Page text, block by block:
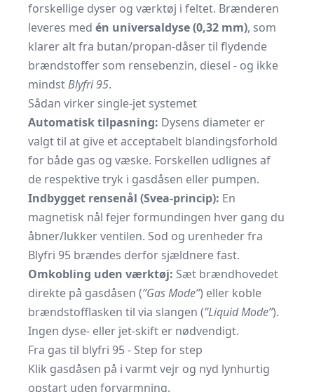
forskellige dyser og værktøj i feltet. Brænderen
leveres med én universaldyse (0,32 mm), som
klarer alt fra butan/propan-dåser til flydende
brændstoffer som rensebenzin, diesel - og ikke
mindstBlyfri 95.
Sådan virker single-jet systemet
Automatisk tilpasning: Dysens diameter er
valgt til at give et acceptabelt blandingsforhold
for både gas og væske. Forskellen udlignes af
de respektive tryk i gasdåsen eller pumpen.
Indbygget rensenål (Svea-princip): En
magnetisk nål fejer formundingen hver gang du
åbner/lukker ventilen. Sod og urenheder fra
Blyfri 95 brændes derfor sjældnere fast.
Omkobling uden værktøj: Sæt brændhovedet
direkte på gasdåsen (”Gas Mode”) eller koble
brændstofflasken til via slangen (”Liquid Mode”).
Ingen dyse- eller jet-skift er nødvendigt.
Fra gas til blyfri 95 - Step for step
Klik gasdåsen på i varmt vejr og nyd lynhurtig
opstart uden forvarmning.